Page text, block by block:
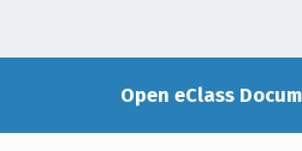
Open eClass